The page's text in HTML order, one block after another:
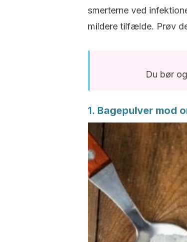
smerterne ved
mildere tilfælde. Prøv
Du bør
1. Bagepulver mod